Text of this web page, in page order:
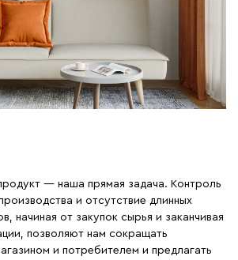
— наша прямая задача. Контроль
и отсутствие длинных
начиная от закупок сырья и заканчивая
позволяют нам сокращать
и потребителем и предлагать